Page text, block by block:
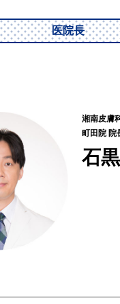
医院長
湘南皮膚
町田院 院
石